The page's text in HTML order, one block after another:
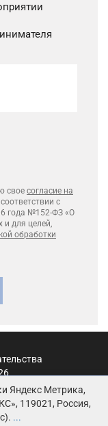
свое согласие на
с
года №152-ФЗ «О
и для целей,
обработки
данных
Яндекс Метрика,
119021, Россия,
...